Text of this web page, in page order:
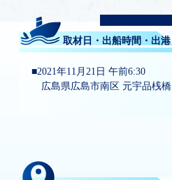
取材日・出船時間・出港
2021年11月21日 午前6:30
広島県広島市南区 元宇品桟橋